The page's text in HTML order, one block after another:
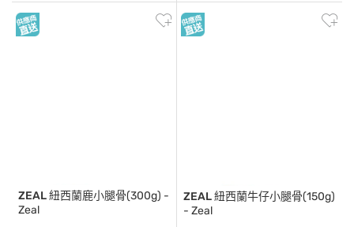
ZEAL紐西蘭鹿小腿骨(300g) -
Zeal
ZEAL紐西蘭牛仔小腿骨(150g)
- Zeal